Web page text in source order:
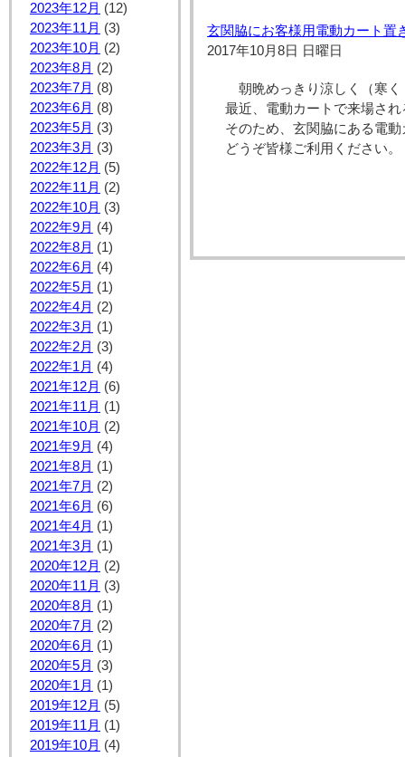
2023年12月 (12)
2023年11月 (3)
2023年10月 (2)
2023年8月 (2)
2023年7月 (8)
2023年6月 (8)
2023年5月 (3)
2023年3月 (3)
2022年12月 (5)
2022年11月 (2)
2022年10月 (3)
2022年9月 (4)
2022年8月 (1)
2022年6月 (4)
2022年5月 (1)
2022年4月 (2)
2022年3月 (1)
2022年2月 (3)
2022年1月 (4)
2021年12月 (6)
2021年11月 (1)
2021年10月 (2)
2021年9月 (4)
2021年8月 (1)
2021年7月 (2)
2021年6月 (6)
2021年4月 (1)
2021年3月 (1)
2020年12月 (2)
2020年11月 (3)
2020年8月 (1)
2020年7月 (2)
2020年6月 (1)
2020年5月 (3)
2020年1月 (1)
2019年12月 (5)
2019年11月 (1)
2019年10月 (4)
玄関脇にお客様用電動カート置
2017年10月8日 日曜日
朝晩めっきり涼しく（寒
最近、電動カートで来場さ
そのため、玄関脇にある電
どうぞ皆様ご利用ください。